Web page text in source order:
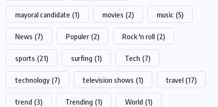
mayoral candidate (1) movies (2) music (5)
News (7) Populer (2) Rock 'n roll (2)
sports (21) surfing (1) Tech (7)
technology (7) television shows (1) travel (17)
trend (3) Trending (1) World (1)